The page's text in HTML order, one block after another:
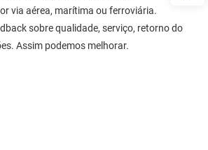
via aérea, marítima ou ferroviária.
sobre qualidade, serviço, retorno do
Assim podemos melhorar.